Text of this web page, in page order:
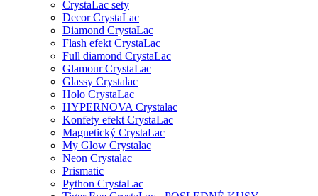
CrystaLac sety
Decor CrystaLac
Diamond CrystaLac
Flash efekt CrystaLac
Full diamond CrystaLac
Glamour CrystaLac
Glassy Crystalac
Holo CrystaLac
HYPERNOVA Crystalac
Konfety efekt CrystaLac
Magnetický CrystaLac
My Glow Crystalac
Neon Crystalac
Prismatic
Python CrystaLac